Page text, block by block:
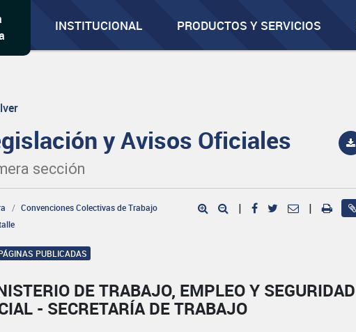
INSTITUCIONAL PRODUCTOS Y SERVICIOS
y Avisos Oficiales
sección
Convenciones Colectivas de Trabajo
| |
PUBLICADAS
DE TRABAJO, EMPLEO Y SEGURIDAD
- SECRETARÍA DE TRABAJO